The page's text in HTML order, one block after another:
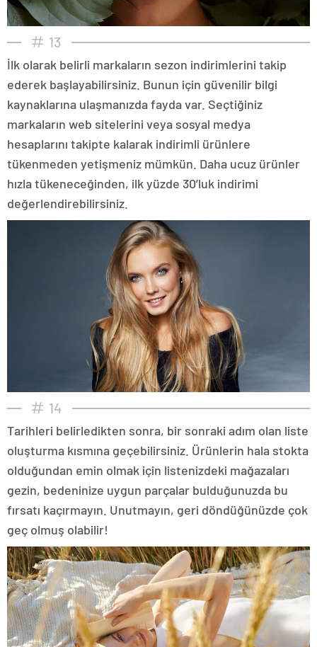
13
İlk olarak belirli markaların sezon indirimlerini takip
ederek başlayabilirsiniz. Bunun için güvenilir bilgi
kaynaklarına ulaşmanızda fayda var. Seçtiğiniz
markaların web sitelerini veya sosyal medya
hesaplarını takipte kalarak indirimli ürünlere
tükenmeden yetişmeniz mümkün. Daha ucuz ürünler
hızla tükeneceğinden, ilk yüzde 30’luk indirimi
değerlendirebilirsiniz.
14
Tarihleri belirledikten sonra, bir sonraki adım olan liste
oluşturma kısmına geçebilirsiniz. Ürünlerin hala stokta
olduğundan emin olmak için listenizdeki mağazaları
gezin, bedeninize uygun parçalar bulduğunuzda bu
fırsatı kaçırmayın. Unutmayın, geri döndüğünüzde çok
geç olmuş olabilir!